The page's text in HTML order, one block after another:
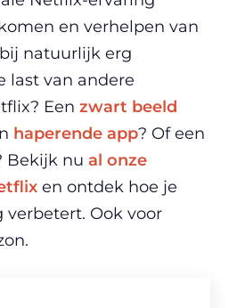
en verhelpen van
natuurlijk erg
last van andere
Een zwart beeld
haperende app? Of een
Bekijk nu al onze
en ontdek hoe je
Ook voor